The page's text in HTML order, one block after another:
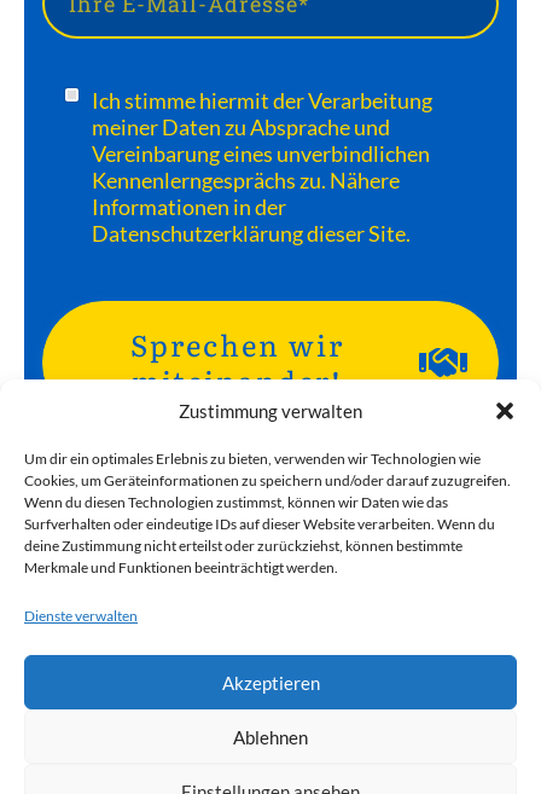
Zustimmung verwalten
Um dir ein optimales Erlebnis zu bieten, verwenden wir Technologien wie
Cookies, um Geräteinformationen zu speichern und/oder darauf zuzugreifen.
Wenn du diesen Technologien zustimmst, können wir Daten wie das
Surfverhalten oder eindeutige IDs auf dieser Website verarbeiten. Wenn du
deine Zustimmung nicht erteilst oder zurückziehst, können bestimmte
Merkmale und Funktionen beeinträchtigt werden.
Dienste verwalten
Akzeptieren
Ablehnen
Ich stimme hiermit der Verarbeitung
meiner Daten zu Absprache und
Vereinbarung eines unverbindlichen
Kennenlerngesprächs zu. Nähere
Informationen in der
Datenschutzerklärung dieser Site.
Sprechen wir
miteinander!
Kein Fan von Formularen? Dann schreiben
Sie mir einfach eine E-Mail:helmut@helmut-
barz.com